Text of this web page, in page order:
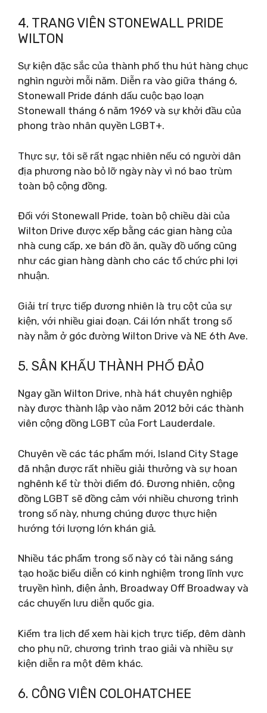
4. TRANG VIÊN STONEWALL PRIDE
WILTON
Sự kiện đặc sắc của thành phố thu hút hàng chục
nghìn người mỗi năm. Diễn ra vào giữa tháng 6,
Stonewall Pride đánh dấu cuộc bạo loạn
Stonewall tháng 6 năm 1969 và sự khởi đầu của
phong trào nhân quyền LGBT+.
Thực sự, tôi sẽ rất ngạc nhiên nếu có người dân
địa phương nào bỏ lỡ ngày này vì nó bao trùm
toàn bộ cộng đồng.
Đối với Stonewall Pride, toàn bộ chiều dài của
Wilton Drive được xếp bằng các gian hàng của
nhà cung cấp, xe bán đồ ăn, quầy đồ uống cũng
như các gian hàng dành cho các tổ chức phi lợi
nhuận.
Giải trí trực tiếp đương nhiên là trụ cột của sự
kiện, với nhiều giai đoạn. Cái lớn nhất trong số
này nằm ở góc đường Wilton Drive và NE 6th Ave.
5. SÂN KHẤU THÀNH PHỐ ĐẢO
Ngay gần Wilton Drive, nhà hát chuyên nghiệp
này được thành lập vào năm 2012 bởi các thành
viên cộng đồng LGBT của Fort Lauderdale.
Chuyên về các tác phẩm mới, Island City Stage
đã nhận được rất nhiều giải thưởng và sự hoan
nghênh kể từ thời điểm đó. Đương nhiên, cộng
đồng LGBT sẽ đồng cảm với nhiều chương trình
trong số này, nhưng chúng được thực hiện
hướng tới lượng lớn khán giả.
Nhiều tác phẩm trong số này có tài năng sáng
tạo hoặc biểu diễn có kinh nghiệm trong lĩnh vực
truyền hình, điện ảnh, Broadway Off Broadway và
các chuyến lưu diễn quốc gia.
Kiểm tra lịch để xem hài kịch trực tiếp, đêm dành
cho phụ nữ, chương trình trao giải và nhiều sự
kiện diễn ra một đêm khác.
6. CÔNG VIÊN COLOHATCHEE